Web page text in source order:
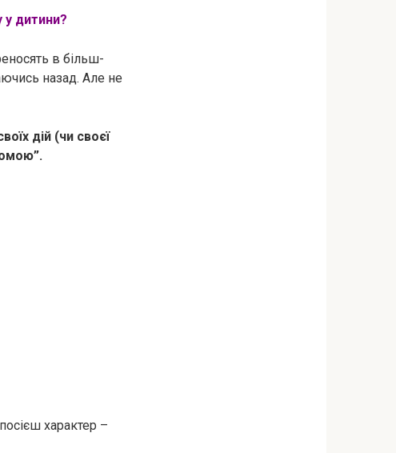
у дитини?
в більш-
назад. Але не
дій (чи своєї
характер –